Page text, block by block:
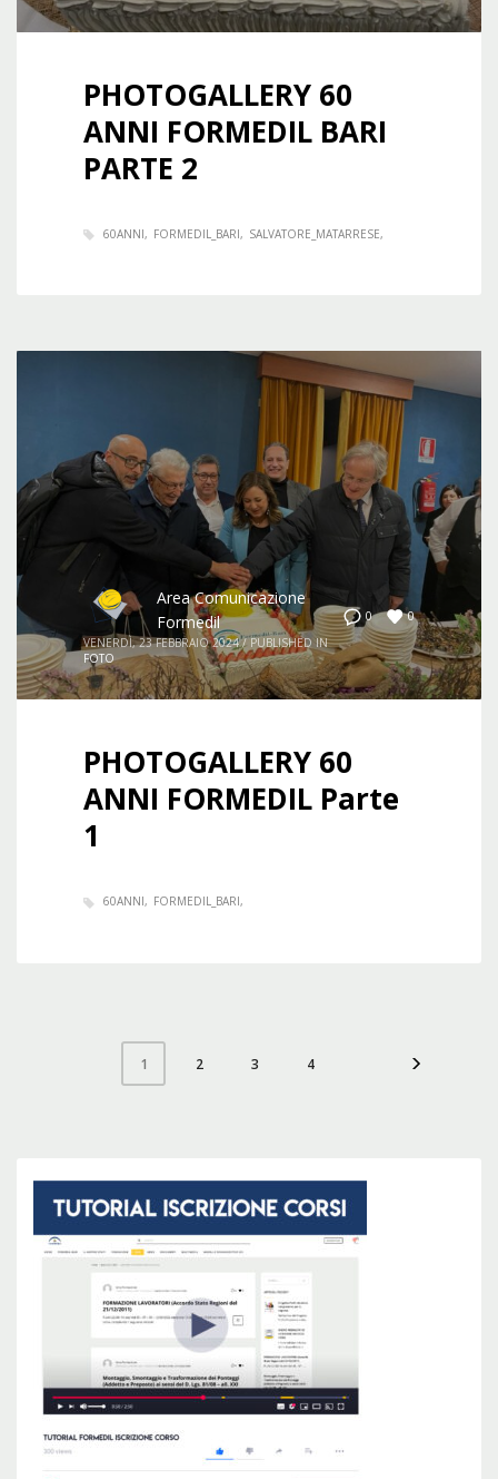
PHOTOGALLERY 60
ANNI FORMEDIL BARI
PARTE 2
60ANNI FORMEDIL_BARI SALVATORE_MATARRESE
0 0
Area Comunicazione
Formedil
VENERDÌ, 23 FEBBRAIO 2024 / PUBLISHED IN
FOTO
PHOTOGALLERY 60
ANNI FORMEDIL Parte
1
60ANNI FORMEDIL_BARI
1 2 3 4